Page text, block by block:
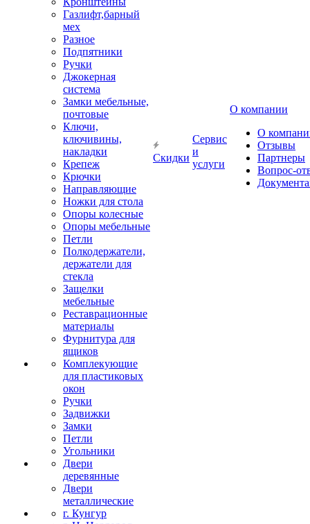
Газлифт,барный
мех
Разное
Подпятники
Ручки
Джокерная
система
Замки мебельные,
почтовые
Ключи,
ключивины,
накладки
Крепеж
Крючки
Направляющие
Ножки для стола
Опоры колесные
Опоры мебельные
Петли
Полкодержатели,
держатели для
стекла
Защелки
мебельные
Реставрационные
материалы
Фурнитура для
ящиков
Комплекующие
для пластиковых
окон
Ручки
Задвижки
Замки
Петли
Угольники
Двери
деревянные
Двери
металлические
г. Кунгур
Скидки
Сервис
и
услуги
О компании
О
Отзывы
Партнеры
Вопрос-